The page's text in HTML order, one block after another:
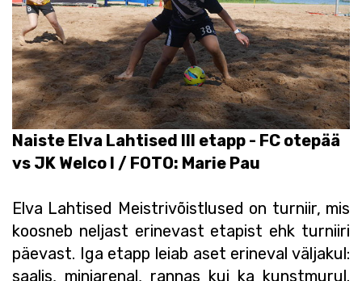
Naiste Elva Lahtised III etapp - FC otepää
vs JK Welco I / FOTO: Marie Pau
Elva Lahtised Meistrivõistlused on turniir, mis
koosneb neljast erinevast etapist ehk turniiri
päevast. Iga etapp leiab aset erineval väljakul:
saalis, miniarenal, rannas kui ka kunstmurul.